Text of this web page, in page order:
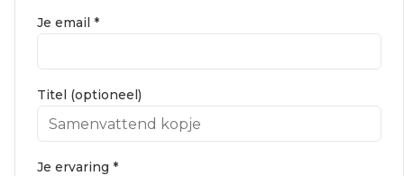
Je email *
Titel (optioneel)
Je ervaring *